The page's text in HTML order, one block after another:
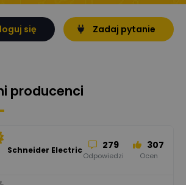
się Zadaj pytanie
producenci
Schneider Electric 279
Odpowiedzi
307
Ocen